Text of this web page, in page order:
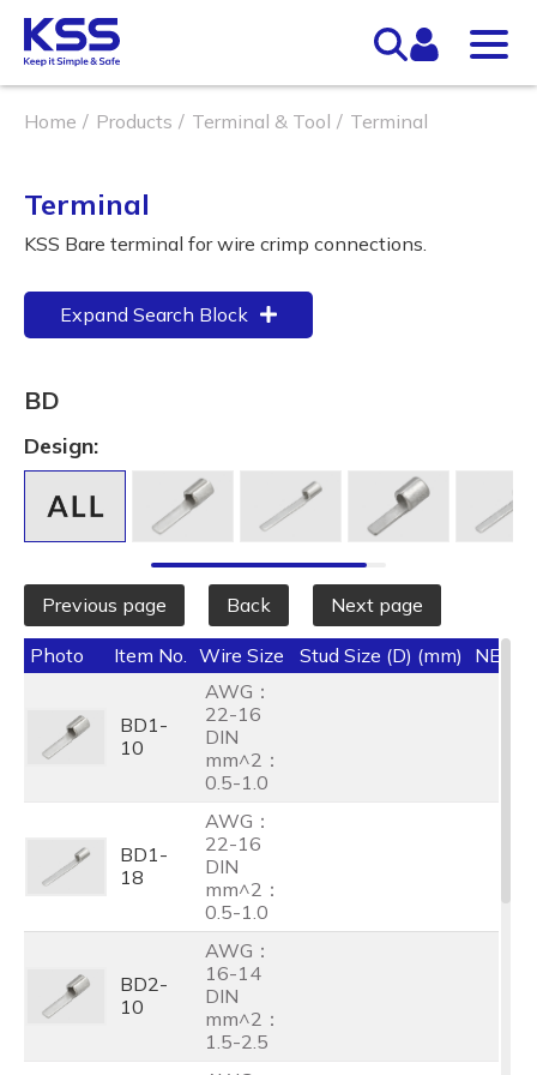
Home Products Terminal & Tool Terminal
Terminal
KSS Bare terminal for wire crimp connections.
Expand Search Block
BD
Design:
Previous page Back Next page
Photo Item No. Wire Size Stud Size (D) (mm)
BD1-
10
AWG：
22-16
DIN
mm^2：
0.5-1.0
BD1-
18
AWG：
22-16
DIN
mm^2：
0.5-1.0
BD2-
10
AWG：
16-14
DIN
mm^2：
1.5-2.5